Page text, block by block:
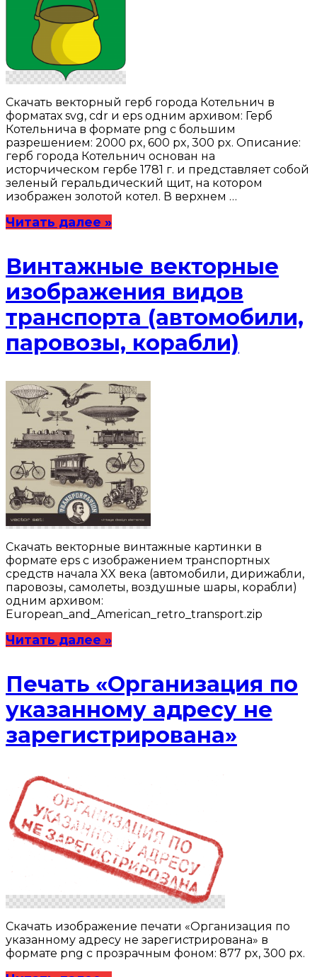
Скачать векторный герб города Котельнич в
форматах svg, cdr и eps одним архивом: Герб
Котельнича в формате png с большим
разрешением: 2000 px, 600 px, 300 px. Описание:
герб города Котельнич основан на
исторчическом гербе 1781 г. и представляет собой
зеленый геральдический щит, на котором
изображен золотой котел. В верхнем …
Читать далее »
Винтажные векторные
изображения видов
транспорта (автомобили,
паровозы, корабли)
Скачать векторные винтажные картинки в
формате eps с изображением транспортных
средств начала XX века (автомобили, дирижабли,
паровозы, самолеты, воздушные шары, корабли)
одним архивом:
European_and_American_retro_transport.zip
Читать далее »
Печать «Организация по
указанному адресу не
зарегистрирована»
Скачать изображение печати «Организация по
указанному адресу не зарегистрирована» в
формате png с прозрачным фоном: 877 px, 300 px.